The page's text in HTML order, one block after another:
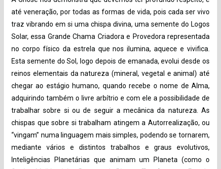
até veneração, por todas as formas de vida, pois cada ser vivo
traz vibrando em si uma chispa divina, uma semente do Logos
Solar, essa Grande Chama Criadora e Provedora representada
no corpo físico da estrela que nos ilumina, aquece e vivifica.
Esta semente do Sol, logo depois de emanada, evolui desde os
reinos elementais da natureza (mineral, vegetal e animal) até
chegar ao estágio humano, quando recebe o nome de Alma,
adquirindo também o livre arbítrio e com ele a possibilidade de
trabalhar sobre si ou de seguir a mecânica da natureza. As
chispas que sobre si trabalham atingem a Autorrealização, ou
“vingam” numa linguagem mais simples, podendo se tornarem,
mediante vários e distintos trabalhos e graus evolutivos,
Inteligências Planetárias que animam um Planeta (como o